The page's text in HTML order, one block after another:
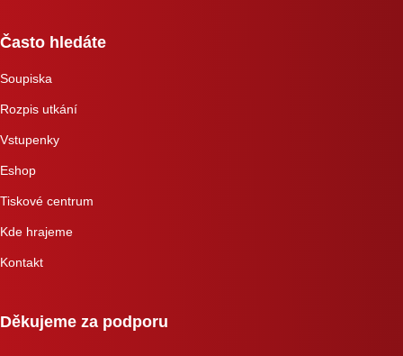
Často hledáte
Soupiska
Rozpis utkání
Vstupenky
Eshop
Tiskové centrum
Kde hrajeme
Kontakt
Děkujeme za podporu